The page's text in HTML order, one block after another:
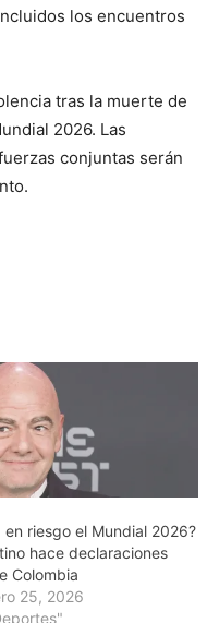
los encuentros
tras la muerte de
2026. Las
conjuntas serán
en riesgo el Mundial 2026?
hace declaraciones
Colombia
25, 2026